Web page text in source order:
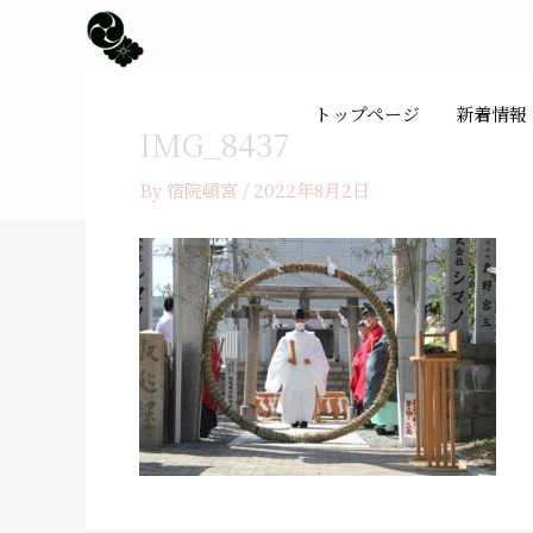
トップページ 新着情報
IMG_8437
By 宿院頓宮 / 2022年8月2日